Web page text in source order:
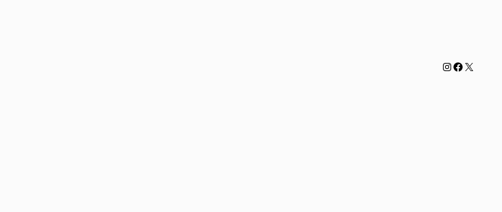
Instagram
X